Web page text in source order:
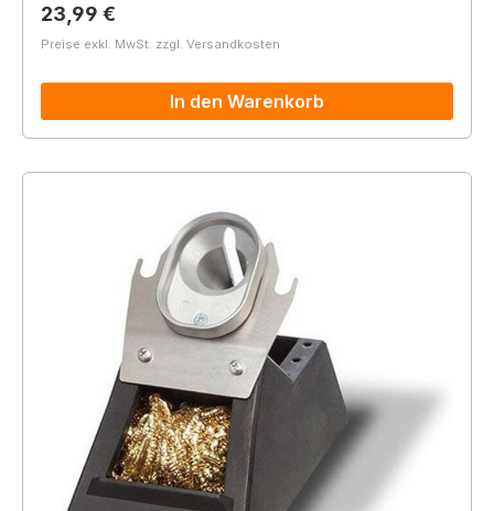
Regulärer Preis:
23,99 €
Preise exkl. MwSt. zzgl. Versandkosten
In den Warenkorb